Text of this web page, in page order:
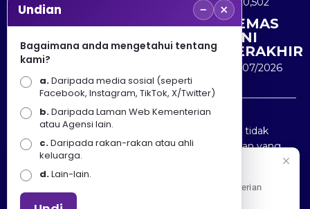
+603
8891
7100
Sektor Awam
KEMAS
KINI
TERAKHIR
30/07/2026
Penafian : Kerajaan Malaysia dan Kementerian
Pelancongan Seni dan Budaya (MOTAC) adalah tidak
bertanggungjawab atas kehilangan atau kerugian yang
disebabkan oleh penggunaan mana-mana maklumat
yang diperolehi dari portal ini.
Undian − ×
Bagaimana anda mengetahui tentang
kami?
a.Daripada media sosial (seperti
Facebook, Instagram, TikTok, X/Twitter)
b.Daripada Laman Web Kementerian
atau Agensi lain.
c.Daripada rakan-rakan atau ahli
keluarga.
d.Lain-lain.
Apa Khabar! Selamat datang ke Portal Rasmi Kementerian
Pelancongan, Seni dan Budaya